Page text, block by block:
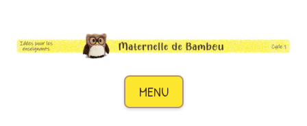
MENU
Aller au contenu